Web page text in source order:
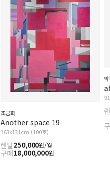
조금희
Another space 19
163x131cm (100호)
렌탈250,000원/월
구매18,000,000원